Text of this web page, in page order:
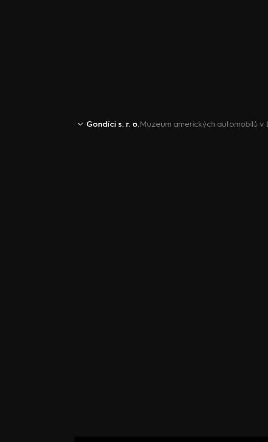
Gondíci s. r. o.Muzeum amerických automobilů v